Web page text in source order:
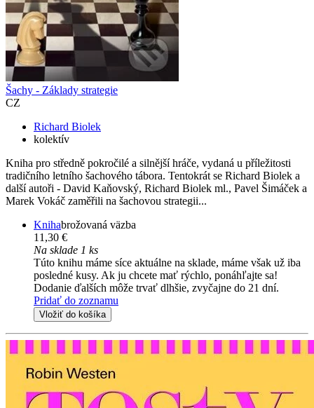
Šachy - Základy strategie
CZ
Richard Biolek
kolektív
Kniha pro středně pokročilé a silnější hráče, vydaná u příležitosti
tradičního letního šachového tábora. Tentokrát se Richard Biolek a
další autoři - David Kaňovský, Richard Biolek ml., Pavel Šimáček a
Marek Vokáč zaměřili na šachovou strategii...
Knihabrožovaná väzba
11,30 €
Na sklade 1 ks
Túto knihu máme síce aktuálne na sklade, máme však už iba
posledné kusy. Ak ju chcete mať rýchlo, ponáhľajte sa!
Dodanie ďalších môže trvať dlhšie, zvyčajne do 21 dní.
Pridať do zoznamu
Vložiť do košíka